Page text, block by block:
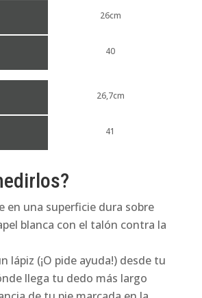
26cm
40
26,7cm
41
en una superficie dura sobre
blanca con el talón contra la
lápiz (¡O pide ayuda!) desde tu
llega tu dedo más largo